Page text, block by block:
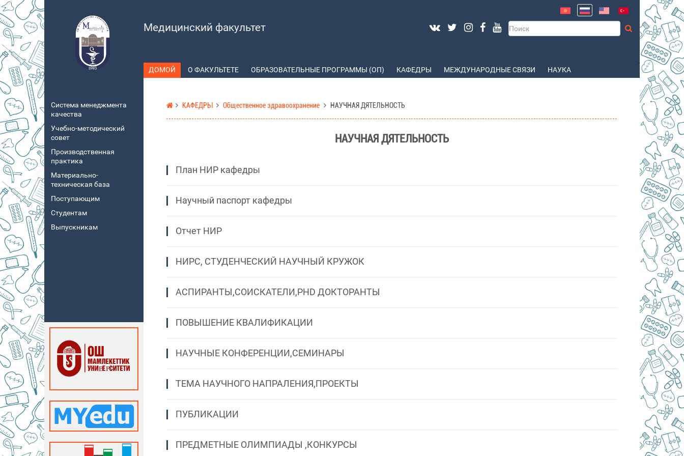
Медицинский факультет
ДОМОЙ О ФАКУЛЬТЕТЕ ОБРАЗОВАТЕЛЬНЫЕ ПРОГРАММЫ (ОП) КАФЕДРЫ МЕЖДУНАРОДНЫЕ СВЯЗИ НАУКА
Система менеджмента
качества
Учебно-методический
совет
Производственная
практика
Материально-
техническая база
Поступающим
Студентам
Выпускникам
КАФЕДРЫ Общественное здравоохранение НАУЧНАЯ ДЯТЕЛЬНОСТЬ
НАУЧНАЯ ДЯТЕЛЬНОСТЬ
План НИР кафедры
Научный паспорт кафедры
Отчет НИР
НИРС, СТУДЕНЧЕСКИЙ НАУЧНЫЙ КРУЖОК
АСПИРАНТЫ,СОИСКАТЕЛИ,PHD ДОКТОРАНТЫ
ПОВЫШЕНИЕ КВАЛИФИКАЦИИ
НАУЧНЫЕ КОНФЕРЕНЦИИ,СЕМИНАРЫ
ТЕМА НАУЧНОГО НАПРАЛЕНИЯ,ПРОЕКТЫ
ПУБЛИКАЦИИ
ПРЕДМЕТНЫЕ ОЛИМПИАДЫ ,КОНКУРСЫ